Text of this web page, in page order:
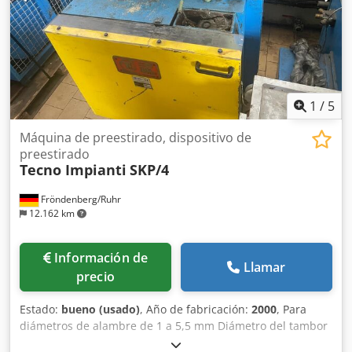
1 / 5
Fröndenberg/Ruhr
12.162 km
Máquina de preestirado, dispositivo de
preestirado
Tecno Impianti SKP/4
Información de
precio
Llamar
Estado: bueno (usado), Año de fabricación: 2000, Para
diámetros de alambre de 1 a 5,5 mm Diámetro del tambor
de tracción: 400 mm Velocidad de tracción máx. 25 m/min